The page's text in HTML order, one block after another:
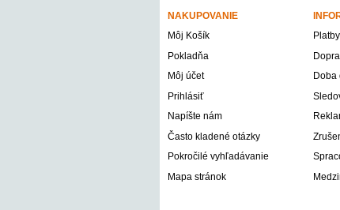
NAKUPOVANIE
Môj Košík Platby
Pokladňa
Môj účet
Doba
Prihlásiť
Napíšte nám
Často kladené otázky
Pokročilé vyhľadávanie
Mapa stránok